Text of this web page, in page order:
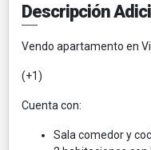
Descripción
Vendo apartamento en
(+1)
Cuenta con:
Sala comedor y